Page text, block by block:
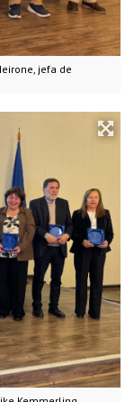
jefa de